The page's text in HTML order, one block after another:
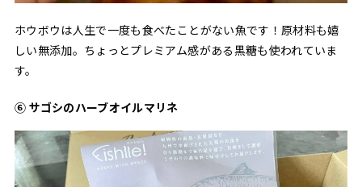
ホウボウは人生で一度も食べたことがない魚です！原材料も嬉
しい無添加。ちょっとプレミアム感がある黒糖も使われていま
す。
⑥ サゴシのハーブオイルマリネ